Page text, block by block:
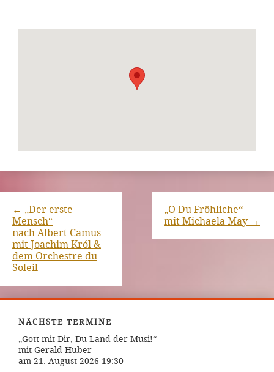
← „Der erste
Mensch“
nach Albert Camus
mit Joachim Król &
dem Orchestre du
Soleil
„O Du Fröhliche“
mit Michaela May →
NÄCHSTE TERMINE
„Gott mit Dir, Du Land der Musi!“
mit Gerald Huber
am 21. August 2026 19:30